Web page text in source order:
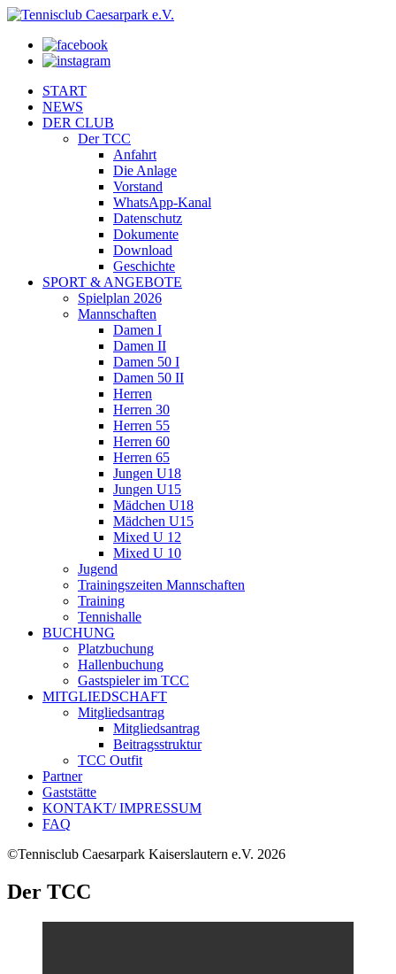
START
NEWS
DER CLUB
Der TCC
Anfahrt
Die Anlage
Vorstand
WhatsApp-Kanal
Datenschutz
Dokumente
Download
Geschichte
SPORT & ANGEBOTE
Spielplan 2026
Mannschaften
Damen I
Damen II
Damen 50 I
Damen 50 II
Herren
Herren 30
Herren 55
Herren 60
Herren 65
Jungen U18
Jungen U15
Mädchen U18
Mädchen U15
Mixed U 12
Mixed U 10
Jugend
Trainingszeiten Mannschaften
Training
Tennishalle
BUCHUNG
Platzbuchung
Hallenbuchung
Gastspieler im TCC
MITGLIEDSCHAFT
Mitgliedsantrag
Mitgliedsantrag
Beitragsstruktur
TCC Outfit
Partner
Gaststätte
KONTAKT/ IMPRESSUM
FAQ
©Tennisclub Caesarpark Kaiserslautern e.V. 2026
Der TCC